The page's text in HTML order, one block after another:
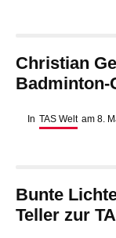
Christian
Badminton-
In TAS Welt am 8.
Bunte
Teller zur